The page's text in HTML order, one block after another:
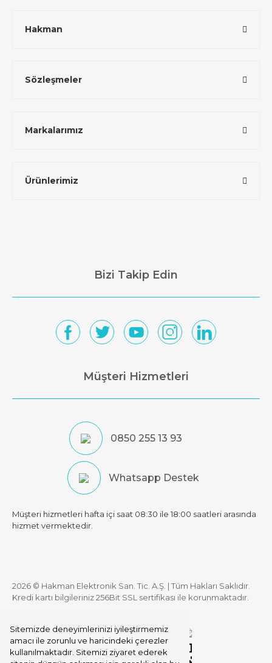
Sitemizde deneyimlerinizi iyileştirmemiz
amacı ile zorunlu ve haricindeki çerezler
kullanılmaktadır. Sitemizi ziyaret ederek
Hakman
Sözleşmeler
Markalarımız
Ürünlerimiz
Bizi Takip Edin
Müşteri Hizmetleri
0850 255 13 93
Whatsapp Destek
Müşteri hizmetleri hafta içi saat 08:30 ile 18:00 saatleri arasında
hizmet vermektedir.
2026 © Hakman Elektronik San. Tic. A.Ş. | Tüm Hakları Saklıdır.
Kredi kartı bilgileriniz 256Bit SSL sertifikası ile korunmaktadır.